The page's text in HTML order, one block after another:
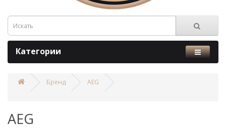
Категории
Бренд AEG
AEG